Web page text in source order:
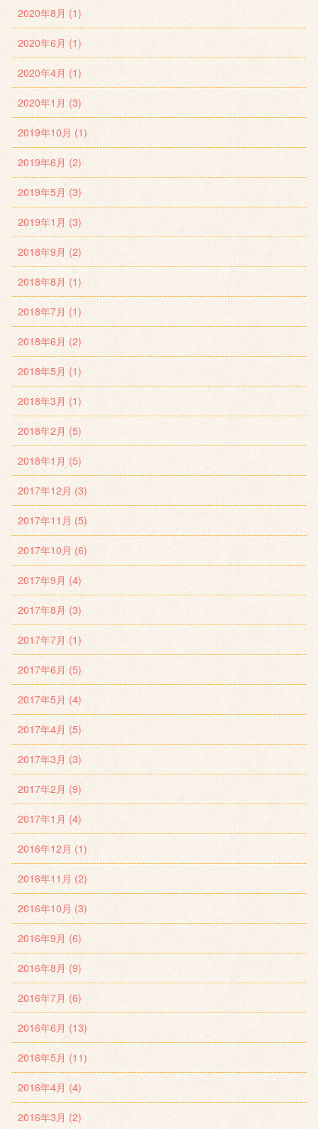
2020年8月 (1)
2020年6月 (1)
2020年4月 (1)
2020年1月 (3)
2019年10月 (1)
2019年6月 (2)
2019年5月 (3)
2019年1月 (3)
2018年9月 (2)
2018年8月 (1)
2018年7月 (1)
2018年6月 (2)
2018年5月 (1)
2018年3月 (1)
2018年2月 (5)
2018年1月 (5)
2017年12月 (3)
2017年11月 (5)
2017年10月 (6)
2017年9月 (4)
2017年8月 (3)
2017年7月 (1)
2017年6月 (5)
2017年5月 (4)
2017年4月 (5)
2017年3月 (3)
2017年2月 (9)
2017年1月 (4)
2016年12月 (1)
2016年11月 (2)
2016年10月 (3)
2016年9月 (6)
2016年8月 (9)
2016年7月 (6)
2016年6月 (13)
2016年5月 (11)
2016年4月 (4)
2016年3月 (2)